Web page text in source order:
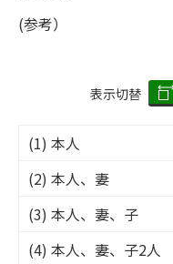
(参考）
表
表示切替
(1) 本人
(2) 本人、妻
(3) 本人、妻、子
(4) 本人、妻、子2人